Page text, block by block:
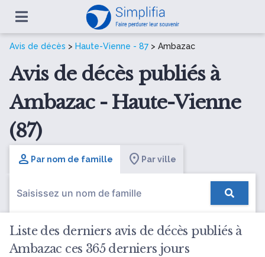
Avis de décès > Haute-Vienne - 87 > Ambazac
Avis de décès publiés à
Ambazac - Haute-Vienne
(87)
Par nom de famille Par ville
Liste des derniers avis de décès publiés à
Ambazac ces 365 derniers jours